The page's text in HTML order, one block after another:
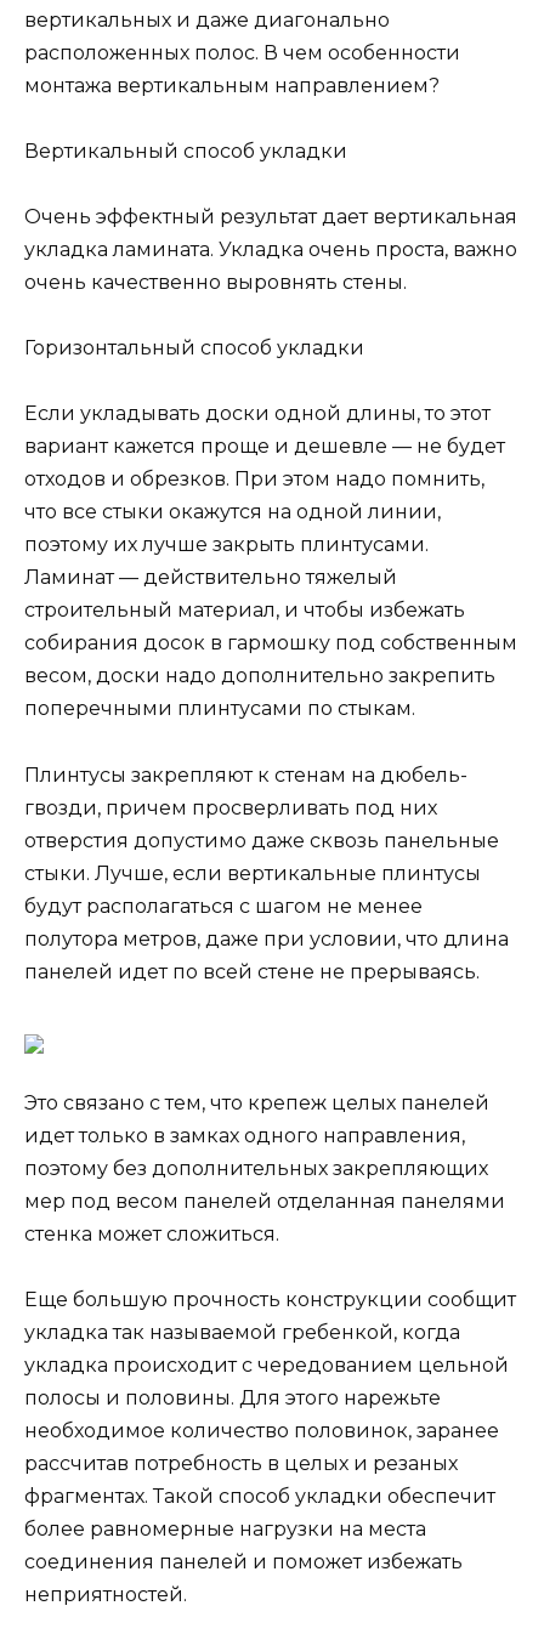
вертикальных и даже диагонально
расположенных полос. В чем особенности
монтажа вертикальным направлением?
Вертикальный способ укладки
Очень эффектный результат дает вертикальная
укладка ламината. Укладка очень проста, важно
очень качественно выровнять стены.
Горизонтальный способ укладки
Если укладывать доски одной длины, то этот
вариант кажется проще и дешевле — не будет
отходов и обрезков. При этом надо помнить,
что все стыки окажутся на одной линии,
поэтому их лучше закрыть плинтусами.
Ламинат — действительно тяжелый
строительный материал, и чтобы избежать
собирания досок в гармошку под собственным
весом, доски надо дополнительно закрепить
поперечными плинтусами по стыкам.
Плинтусы закрепляют к стенам на дюбель-
гвозди, причем просверливать под них
отверстия допустимо даже сквозь панельные
стыки. Лучше, если вертикальные плинтусы
будут располагаться с шагом не менее
полутора метров, даже при условии, что длина
панелей идет по всей стене не прерываясь.
Это связано с тем, что крепеж целых панелей
идет только в замках одного направления,
поэтому без дополнительных закрепляющих
мер под весом панелей отделанная панелями
стенка может сложиться.
Еще большую прочность конструкции сообщит
укладка так называемой гребенкой, когда
укладка происходит с чередованием цельной
полосы и половины. Для этого нарежьте
необходимое количество половинок, заранее
рассчитав потребность в целых и резаных
фрагментах. Такой способ укладки обеспечит
более равномерные нагрузки на места
соединения панелей и поможет избежать
неприятностей.